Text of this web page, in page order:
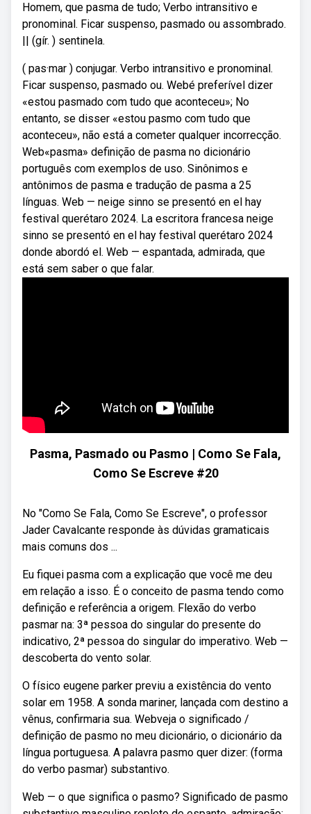
Homem, que pasma de tudo; Verbo intransitivo e
pronominal. Ficar suspenso, pasmado ou assombrado.
|| (gír. ) sentinela.
( pas·mar ) conjugar. Verbo intransitivo e pronominal.
Ficar suspenso, pasmado ou. Webé preferível dizer
«estou pasmado com tudo que aconteceu»; No
entanto, se disser «estou pasmo com tudo que
aconteceu», não está a cometer qualquer incorrecção.
Web«pasma» definição de pasma no dicionário
português com exemplos de uso. Sinônimos e
antônimos de pasma e tradução de pasma a 25
línguas. Web — neige sinno se presentó en el hay
festival querétaro 2024. La escritora francesa neige
sinno se presentó en el hay festival querétaro 2024
donde abordó el. Web — espantada, admirada, que
está sem saber o que falar.
Pasma, Pasmado ou Pasmo | Como Se Fala,
Como Se Escreve #20
No "Como Se Fala, Como Se Escreve", o professor
Jader Cavalcante responde às dúvidas gramaticais
mais comuns dos ...
Eu fiquei pasma com a explicação que você me deu
em relação a isso. É o conceito de pasma tendo como
definição e referência a origem. Flexão do verbo
pasmar na: 3ª pessoa do singular do presente do
indicativo, 2ª pessoa do singular do imperativo. Web —
descoberta do vento solar.
O físico eugene parker previu a existência do vento
solar em 1958. A sonda mariner, lançada com destino a
vênus, confirmaria sua. Webveja o significado /
definição de pasmo no meu dicionário, o dicionário da
língua portuguesa. A palavra pasmo quer dizer: (forma
do verbo pasmar) substantivo.
Web — o que significa o pasmo? Significado de pasmo